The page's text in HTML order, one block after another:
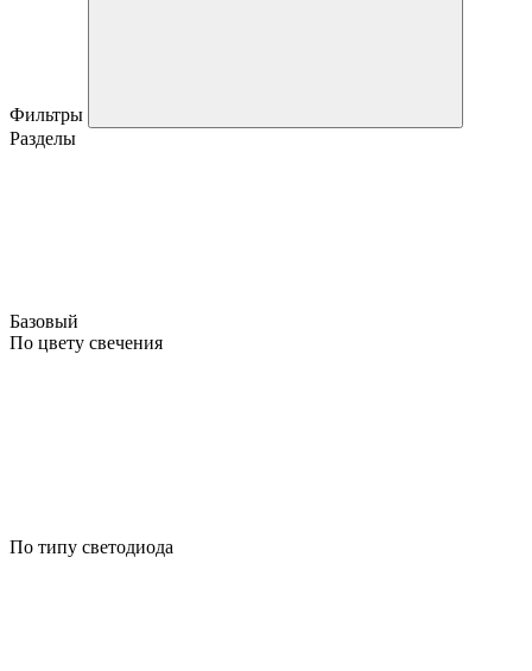
Фильтры
Разделы
Базовый
По цвету свечения
По типу светодиода